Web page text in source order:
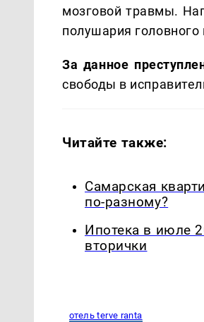
мозговой травмы.
полушария головного
За данное
свободы в
Читайте также:
Самарская
по-разному?
Ипотека в июле
вторички
отель terve ranta